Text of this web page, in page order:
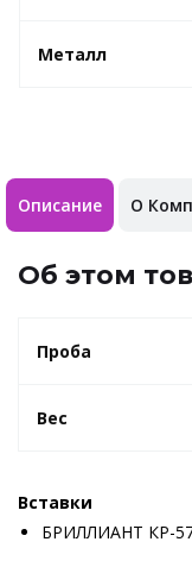
Металл
Описание О
Об этом
Проба
Вес
Вставки
БРИЛЛИАНТ КР-